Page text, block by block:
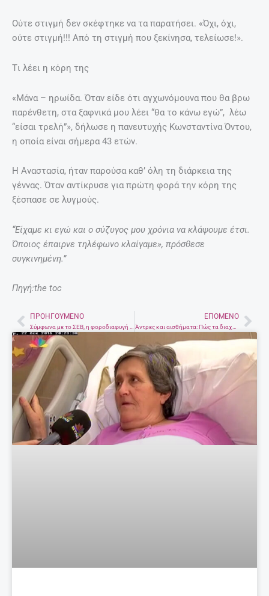
Ούτε στιγμή δεν σκέφτηκε να τα παρατήσει. «Όχι, όχι,
ούτε στιγμή!!! Από τη στιγμή που ξεκίνησα, τελείωσε!».
Tι λέει η κόρη της
«Μάνα – ηρωίδα. Όταν είδε ότι αγχωνόμουνα που θα βρω
παρένθετη, στα ξαφνικά μου λέει “θα το κάνω εγώ”, λέω
“είσαι τρελή”», δήλωσε η πανευτυχής Κωνσταντίνα Όντου,
η οποία είναι σήμερα 43 ετών.
Η Αναστασία, ήταν παρούσα καθ’ όλη τη διάρκεια της
γέννας. Όταν αντίκρυσε για πρώτη φορά την κόρη της
ξέσπασε σε λυγμούς.
“Είχαμε κι εγώ και ο σύζυγος μου χρόνια να κλάψουμε έτσι.
Όποιος έπαιρνε τηλέφωνο κλαίγαμε», πρόσθεσε
συγκινημένη.”
Πηγή:the toc
Prev
ΠΡΟΗΓΟΎΜΕΝΟ ΕΠΌΜΕΝΟ